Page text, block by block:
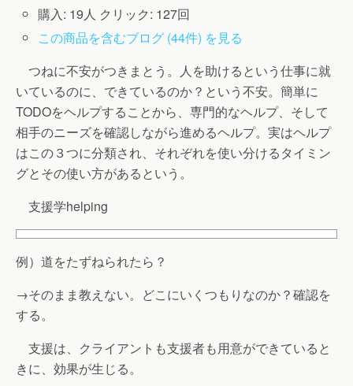
購入: 19人 クリック: 127回
この商品を含むブログ (44件) を見る
つねに不安がつきまとう。人を助けるという仕事に就
いているのに、できているのか？という不安。簡単に
TODOをヘルプすることから、専門的なヘルプ、そして
相手のニーズを確認しながら進めるヘルプ。実はヘルプ
はこの３つに分類され、それぞれを使い分けるタイミン
グとその使い方があるという。
支援学helping
例）道をたずねられたら？
→そのまま教えない。どこにいくつもりなのか？確認を
する。
支援は、クライアントも支援者も用意ができていると
きに、効果が生じる。